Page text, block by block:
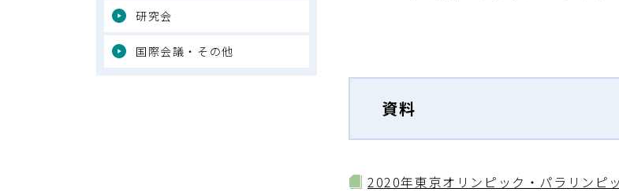
資料
2020年東京オリンピック・パラリンピ
研究会
国際会議・その他